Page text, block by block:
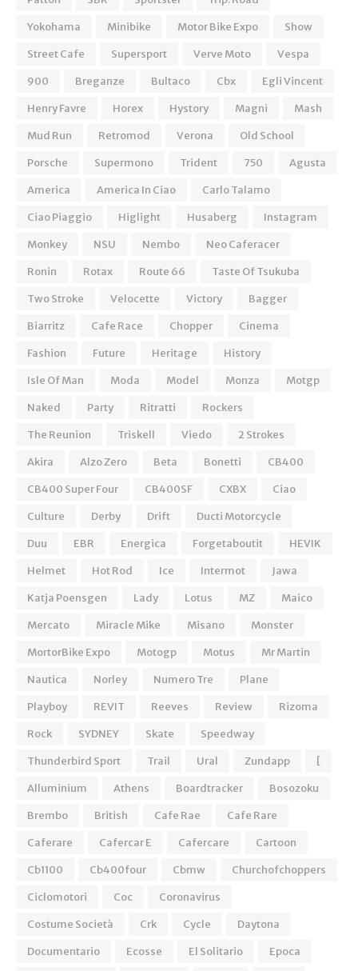
Yokohama
Minibike Motor Bike Expo
Show
Street Cafe
Supersport Verve Moto
Vespa
900
Breganze Bultaco Cbx
Egli Vincent
Henry Favre
Horex Hystory Magni
Mash
Mud Run
Retromod Verona
Old School
Porsche
Supermono Trident 750
Agusta
America
America In Ciao
Carlo Talamo
Ciao Piaggio
Higlight Husaberg
Instagram
Monkey
NSU Nembo
Neo Caferacer
Ronin
Rotax Route 66
Taste Of Tsukuba
Two Stroke
Velocette Victory
Bagger
Biarritz
Cafe Race Chopper
Cinema
Fashion
Future Heritage
History
Isle Of Man
Moda Model Monza
Motgp
Naked
Party Ritratti
Rockers
The Reunion
Triskell Viedo
2 Strokes
Akira
Alzo Zero Beta Bonetti
CB400
CB400 Super Four
CB400SF CXBX
Ciao
Culture
Derby Drift
Ducti Motorcycle
Duu
EBR Energica Forgetaboutit
HEVIK
Helmet
Hot Rod Ice Intermot
Jawa
Katja Poensgen
Lady Lotus MZ
Maico
Mercato
Miracle Mike Misano
Monster
MortorBike Expo
Motogp Motus
Mr Martin
Nautica
Norley Numero Tre
Plane
Playboy
REVIT Reeves Review
Rizoma
Rock
SYDNEY Skate
Speedway
Thunderbird Sport
Trail Ural Zundapp
[
Alluminium
Athens Boardtracker
Bosozoku
Brembo
British Cafe Rae
Cafe Rare
Caferare
Cafercar E Cafercare
Cartoon
Cb1100
Cb400four Cbmw
Churchofchoppers
Ciclomotori
Coc
Coronavirus
Costume Società
Crk Cycle
Daytona
Documentario
Ecosse El Solitario
Epoca